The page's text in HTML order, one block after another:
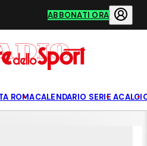
ABBONATI ORA
ROMACALENDARIO SERIE A